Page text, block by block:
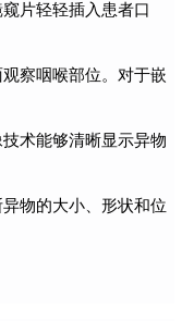
片轻轻插入患者口
察咽喉部位。对于嵌
术能够清晰显示异物
物的大小、形状和位